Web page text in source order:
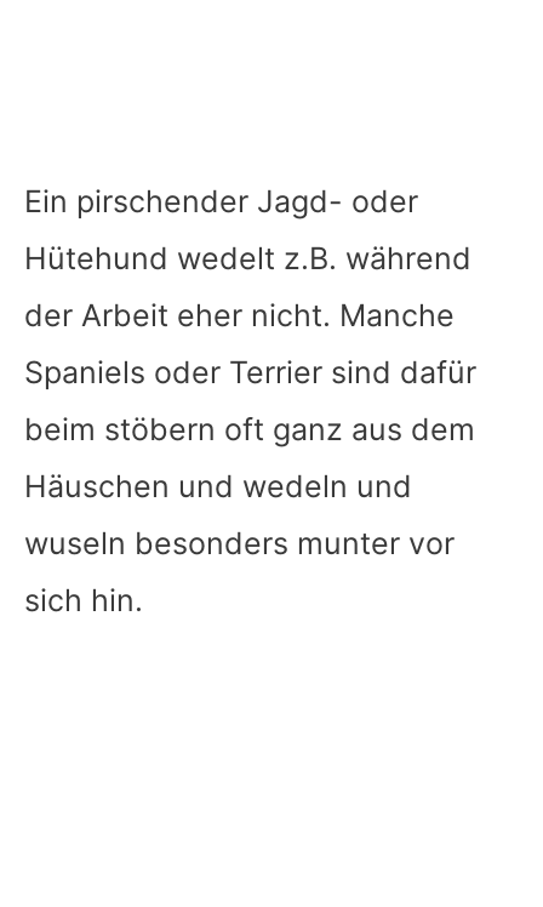
Ein pirschender Jagd- oder
Hütehund wedelt z.B. während
der Arbeit eher nicht. Manche
Spaniels oder Terrier sind dafür
beim stöbern oft ganz aus dem
Häuschen und wedeln und
wuseln besonders munter vor
sich hin.